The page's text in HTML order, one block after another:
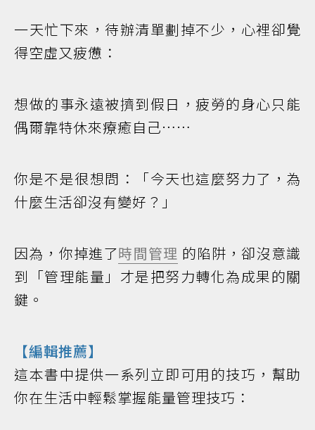
一天忙下來，待辦清單劃掉不少，心裡卻覺
得空虛又疲憊：
想做的事永遠被擠到假日，疲勞的身心只能
偶爾靠特休來療癒自己……
你是不是很想問：「今天也這麼努力了，為
什麼生活卻沒有變好？」
因為，你掉進了時間管理 的陷阱，卻沒意識
到「管理能量」才是把努力轉化為成果的關
鍵。
【編輯推薦】
這本書中提供一系列立即可用的技巧，幫助
你在生活中輕鬆掌握能量管理技巧：